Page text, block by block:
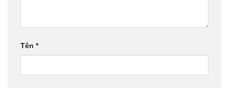
Tên *